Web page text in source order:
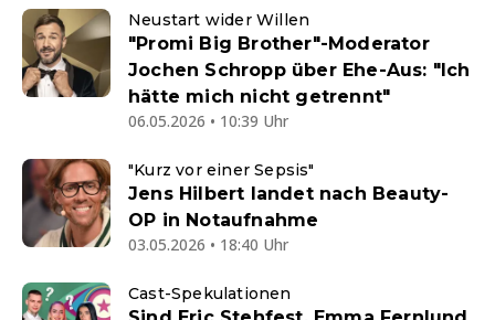
Neustart wider Willen
"Promi Big Brother"-Moderator
Jochen Schropp über Ehe-Aus: "Ich
hätte mich nicht getrennt"
06.05.2026 • 10:39 Uhr
"Kurz vor einer Sepsis"
Jens Hilbert landet nach Beauty-
OP in Notaufnahme
03.05.2026 • 18:40 Uhr
Cast-Spekulationen